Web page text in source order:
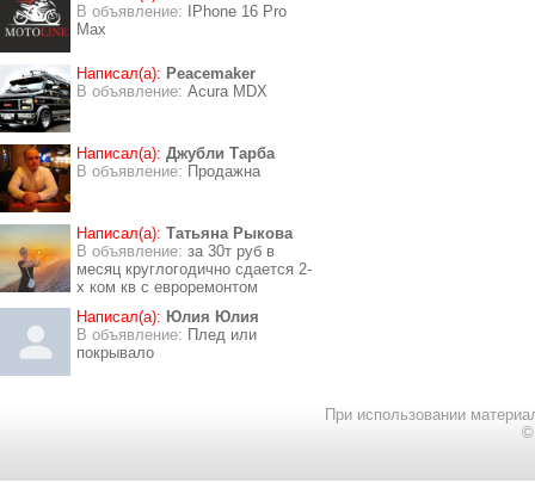
В объявление:
IPhone 16 Pro
Max
Написал(а): Peacemaker
В объявление: Acura MDX
Написал(а): Джубли Тарба
В объявление: Продажна
Написал(а): Татьяна Рыкова
В объявление: за 30т руб в
месяц круглогодично сдается 2-
х ком кв с евроремонтом
Написал(а): Юлия Юлия
В объявление: Плед или
покрывало
При использовании